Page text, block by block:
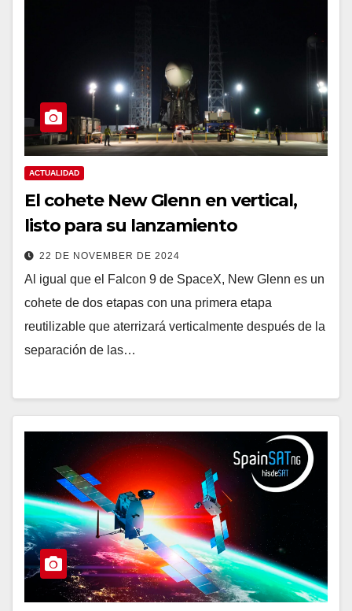
ACTUALIDAD
El cohete New Glenn en vertical,
listo para su lanzamiento
22 DE NOVEMBER DE 2024
Al igual que el Falcon 9 de SpaceX, New Glenn es un
cohete de dos etapas con una primera etapa
reutilizable que aterrizará verticalmente después de la
separación de las…